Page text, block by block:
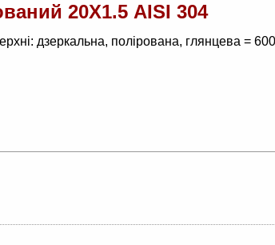
20Х1.5 AISI 304
дзеркальна, полірована, глянцева =